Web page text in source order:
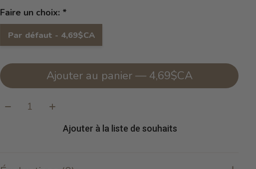
Faire un choix: *
Par défaut - 4,69$CA
Ajouter au panier — 4,69$CA
Quantité:
Ajouter à la liste de souhaits